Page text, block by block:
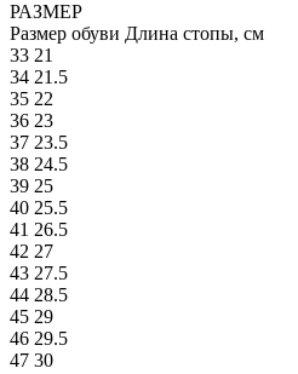
РАЗМЕР
Размер обуви Длина стопы, см
33 21
34 21.5
35 22
36 23
37 23.5
38 24.5
39 25
40 25.5
41 26.5
42 27
43 27.5
44 28.5
45 29
46 29.5
47 30